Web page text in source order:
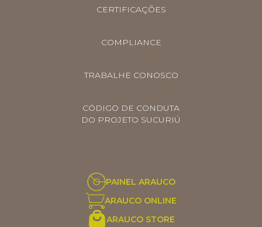
CERTIFICAÇÕES
COMPLIANCE
TRABALHE CONOSCO
CÓDIGO DE CONDUTA
DO PROJETO SUCURIÚ
PAINEL ARAUCO
ARAUCO ONLINE
ARAUCO STORE